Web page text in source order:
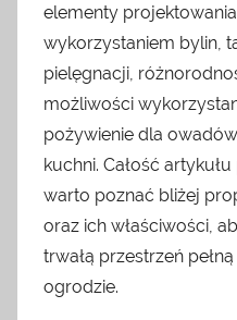
elementy
wykorzystaniem bylin,
pielęgnacji,
możliwości
pożywienie dla
kuchni. Całość
warto poznać bliżej
oraz ich właściwości,
trwałą przestrzeń
ogrodzie.